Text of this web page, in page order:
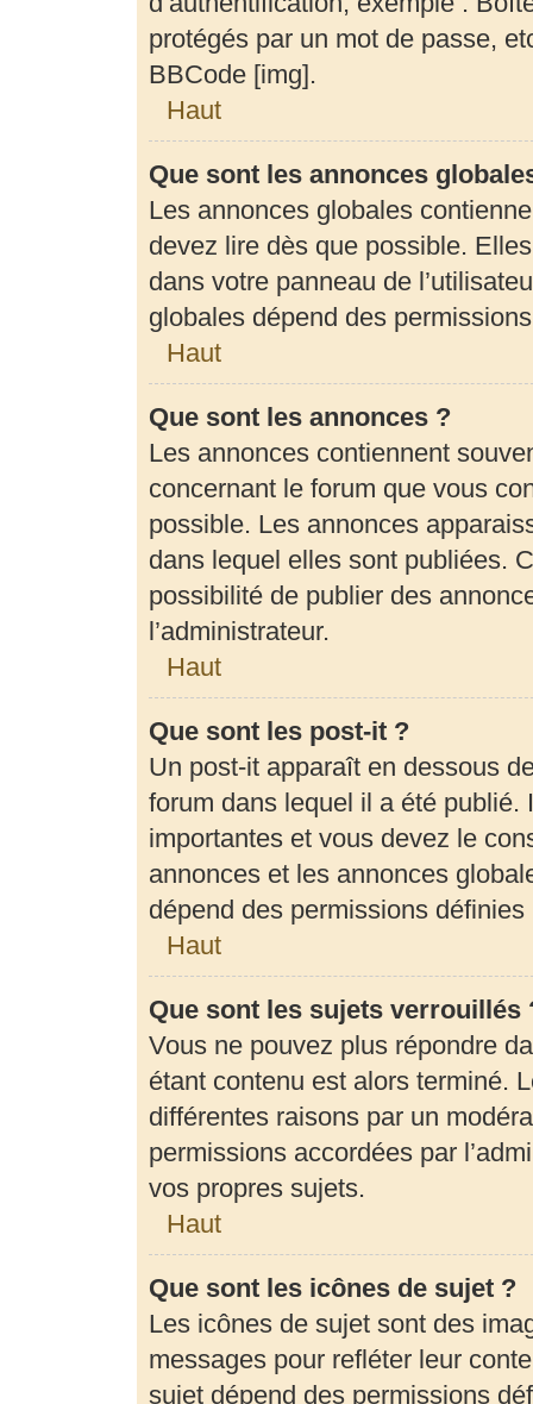
protégés par un mot de passe,
BBCode [img].
Haut
Que sont les annonces
Les annonces globales
devez lire dès que possible.
dans votre panneau de
globales dépend des
Haut
Que sont les annonces ?
Les annonces contiennent
concernant le forum que vous
possible. Les annonces
dans lequel elles sont publiées.
possibilité de publier des
l’administrateur.
Haut
Que sont les post-it ?
Un post-it apparaît en dessous
forum dans lequel il a été
importantes et vous devez le
annonces et les annonces
dépend des permissions définies
Haut
Que sont les sujets verrouillés
Vous ne pouvez plus répondre
étant contenu est alors terminé.
différentes raisons par un
permissions accordées par
vos propres sujets.
Haut
Que sont les icônes de sujet ?
Les icônes de sujet sont des
messages pour refléter leur
sujet dépend des permissions